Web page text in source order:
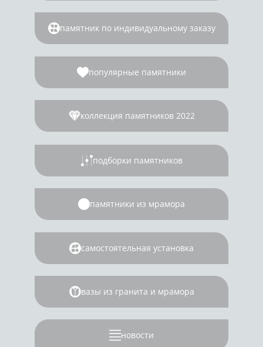
памятник по индивидуальному заказу
популярные памятники
коллекция памятников 2022
подборки памятников
памятники из мрамора
самостоятельная установка
вазы из гранита и мрамора
новости